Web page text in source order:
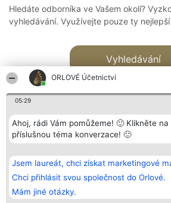
ORLOVÉ Účetnictví
05:29
Ahoj, rádi Vám pomůžeme! 🙂 Klikněte na
příslušnou téma konverzace! 🙂
Jsem laureát, chci získat marketingové
Chci přihlásit svou společnost do Orlové.
Mám jiné otázky.
Hledáte odborníka ve Vašem okolí?
vyhledávání. Využívejte pouze ty
Vyhledávání
Bright Side Solutions sp. z o.
o. sp. k.
ul. Ruska 22
Wrocław 50-079
KRS 0000749100 | Regon
381313360 | NIP 8943132676
Vítězové
Seznam všech
laureátů
Zásady
Zásady